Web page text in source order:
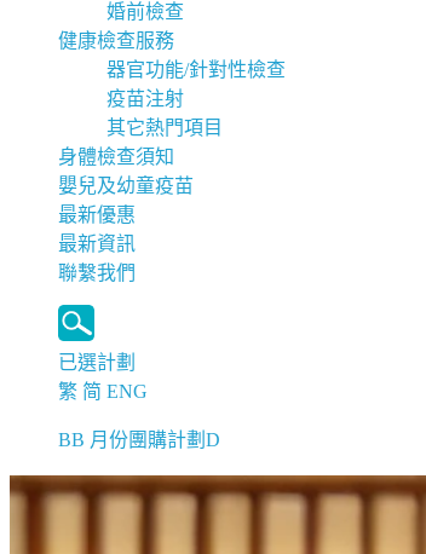
婚前檢查
健康檢查服務
器官功能/針對性檢查
疫苗注射
其它熱門項目
身體檢查須知
嬰兒及幼童疫苗
最新優惠
最新資訊
聯繫我們
已選計劃
繁 简 ENG
BB 月份團購計劃D